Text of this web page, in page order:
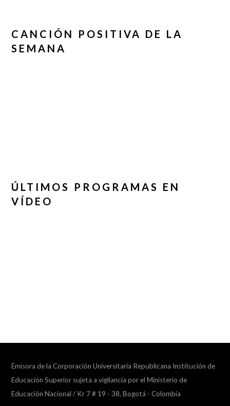
CANCIÓN POSITIVA DE LA
SEMANA
ÚLTIMOS PROGRAMAS EN
VÍDEO
Emisora de la Corporación Universitaria Republicana Institución de
Educación Superior sujeta a vigilancia por el Ministerio de
Educación Nacional / Kr 7 # 19 - 38, Bogotá - Colombia